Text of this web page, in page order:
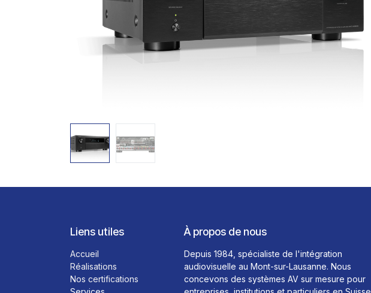
Liens utiles
Accueil
Réalisations
Nos certifications
À propos de nous
Depuis 1984, spécialiste de l'intégration
audiovisuelle au Mont-sur-Lausanne. Nous
concevons des systèmes AV sur mesure pour